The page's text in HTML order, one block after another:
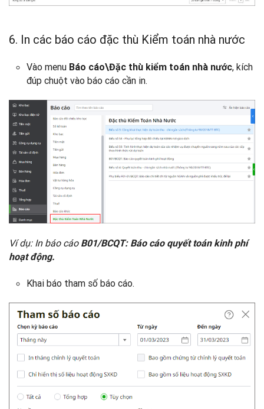
6. In các báo cáo đặc thù Kiểm toán nhà nước
Vào menu Báo cáo\Đặc thù kiểm toán nhà nước, kích
đúp chuột vào báo cáo cần in.
Ví dụ: In báo cáoB01/BCQT: Báo cáo quyết toán kinh phí
hoạt động.
Khai báo tham số báo cáo.